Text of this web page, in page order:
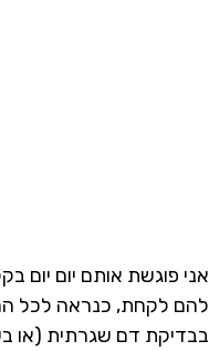
אני פוגשת אותם יום יום
להם לקחת, כנראה לכל
בבדיקת דם שגרתית (או